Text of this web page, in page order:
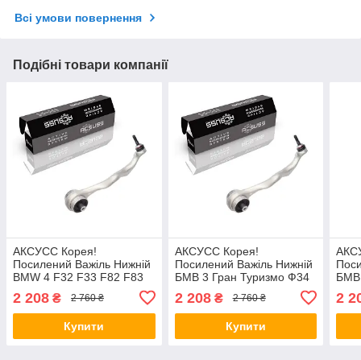
Всі умови повернення
Подібні товари компанії
АКСУСС Корея!
Посилений Важіль Нижній
BMW 4 F32 F33 F82 F83
Передній. 36939 01 ,
31126855741 ,
3160500066/HD
2 208 ₴ 2 760 ₴
Купити
АКСУСС Корея!
Посилений Важіль Нижній
БМВ 3 Гран Туризмо Ф34
(2012-). Лівий. Передній.
36939 01 , 31126855741 ,
3160500066/HD
2 208₴ 2 760 ₴
Купити
БМВ
2